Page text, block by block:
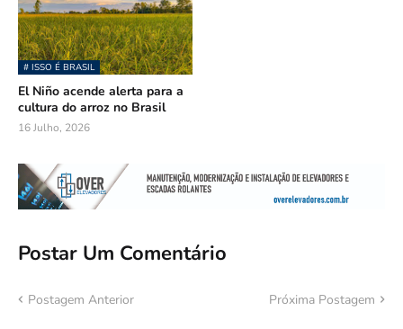
# ISSO É BRASIL
El Niño acende alerta para a
cultura do arroz no Brasil
16 Julho, 2026
Postar Um Comentário
Postagem Anterior Próxima Postagem